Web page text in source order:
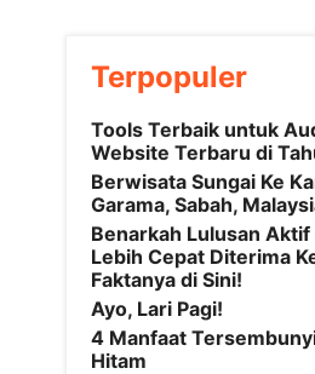
Terpopuler
Tools Terbaik untuk
Website Terbaru di
Berwisata Sungai Ke
Garama, Sabah,
Benarkah Lulusan
Lebih Cepat Diterima
Faktanya di Sini!
Ayo, Lari Pagi!
4 Manfaat
Hitam